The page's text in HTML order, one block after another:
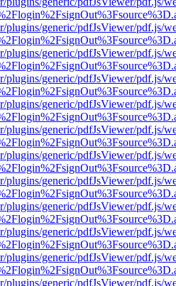
plugins/generic/pdfJsViewer/pdf.js/
plugins/generic/pdfJsViewer/pdf.js/
plugins/generic/pdfJsViewer/pdf.js/
plugins/generic/pdfJsViewer/pdf.js/
plugins/generic/pdfJsViewer/pdf.js/
plugins/generic/pdfJsViewer/pdf.js/
plugins/generic/pdfJsViewer/pdf.js/
plugins/generic/pdfJsViewer/pdf.js/
plugins/generic/pdfJsViewer/pdf.js/
plugins/generic/pdfJsViewer/pdf.js/
plugins/generic/pdfJsViewer/pdf.js/